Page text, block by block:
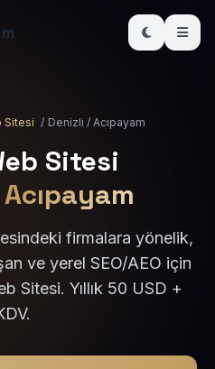
Sitesi / Denizli / Acıpayam
Sitesi
firmalara yönelik,
ve yerel SEO/AEO için
Sitesi. Yıllık 50 USD +